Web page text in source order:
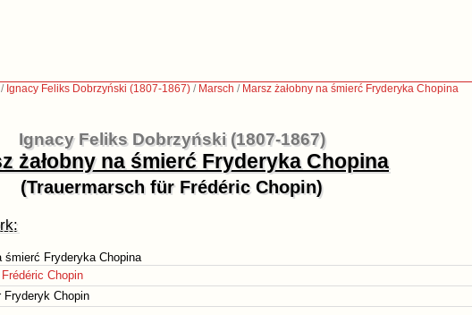
/ Ignacy Feliks Dobrzyński (1807-1867) / Marsch / Marsz żałobny na śmierć Fryderyka Chopina
Ignacy Feliks Dobrzyński (1807-1867)
żałobny na śmierć Fryderyka Chopina
(Trauermarsch für Frédéric Chopin)
śmierć Fryderyka Chopina
Frédéric Chopin
Fryderyk Chopin